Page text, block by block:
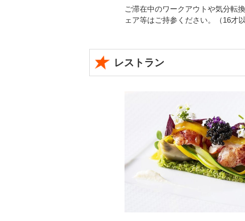
ご滞在中のワークアウトや気分転
ェア等はご持参ください。（16才
レストラン